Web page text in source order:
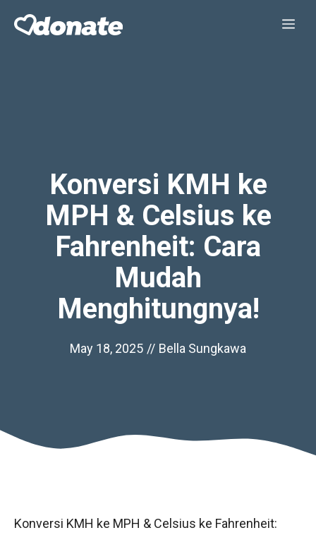
Konversi KMH ke
MPH & Celsius ke
Fahrenheit: Cara
Mudah
Menghitungnya!
May 18, 2025 // Bella Sungkawa
Konversi KMH ke MPH & Celsius ke Fahrenheit: